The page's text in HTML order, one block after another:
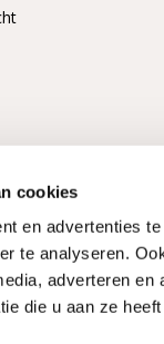
cookies
en advertenties
te analyseren.
adverteren
die u aan ze